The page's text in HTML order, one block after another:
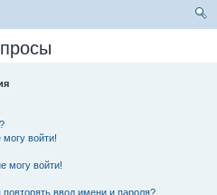
могу войти!
могу войти!
ввод имени и пароля?